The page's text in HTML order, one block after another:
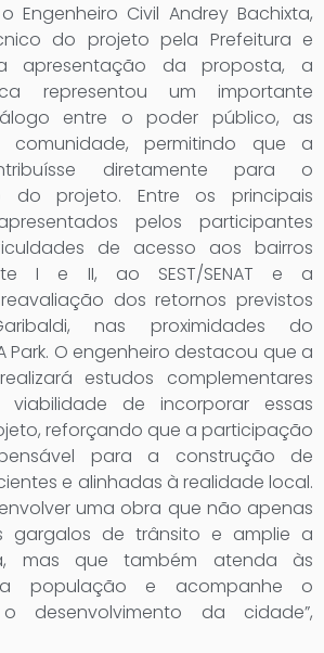
Engenheiro Civil Andrey Bachixta,
do projeto pela Prefeitura e
apresentação da proposta, a
representou um importante
entre o poder público, as
permitindo que a
diretamente para o
do projeto. Entre os principais
pelos participantes
de acesso aos bairros
I e II, ao SEST/SENAT e a
dos retornos previstos
nas proximidades do
Park. O engenheiro destacou que a
estudos complementares
de incorporar essas
reforçando que a participação
para a construção de
e alinhadas à realidade local.
uma obra que não apenas
gargalos de trânsito e amplie a
mas que também atenda às
população e acompanhe o
desenvolvimento da cidade”,